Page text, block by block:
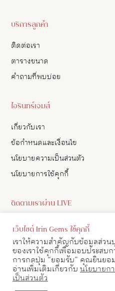
บริการลูกค้า
ติดต่อเรา
ตารางขนาด
คำถามที่พบบ่อย
ไอรินทร์เจมส์
เกี่ยวกับเรา
ข้อกำหนดและเงื่อนไข
นโยบายความเป็นส่วนตัว
นโยบายการใช้คุกกี้
ติดตามเราผ่าน LIVE
ดูอัปเดตสินค้า และ เลือกซื้อสินค้าผ่
ได้
ดูตาราง LIVE
เว็บไซต์ Irin Gems ใช้คุกกี้
เราให้ความสำคัญกับข้อมูลส่วน
ของเราใช้คุกกี้เพื่อมอบประสบ
การกดปุ่ม “ยอมรับ” คุณยินยอ
อ่านเพิ่มเติมเกี่ยวกับ นโยบายก
เป็นส่วนตัว